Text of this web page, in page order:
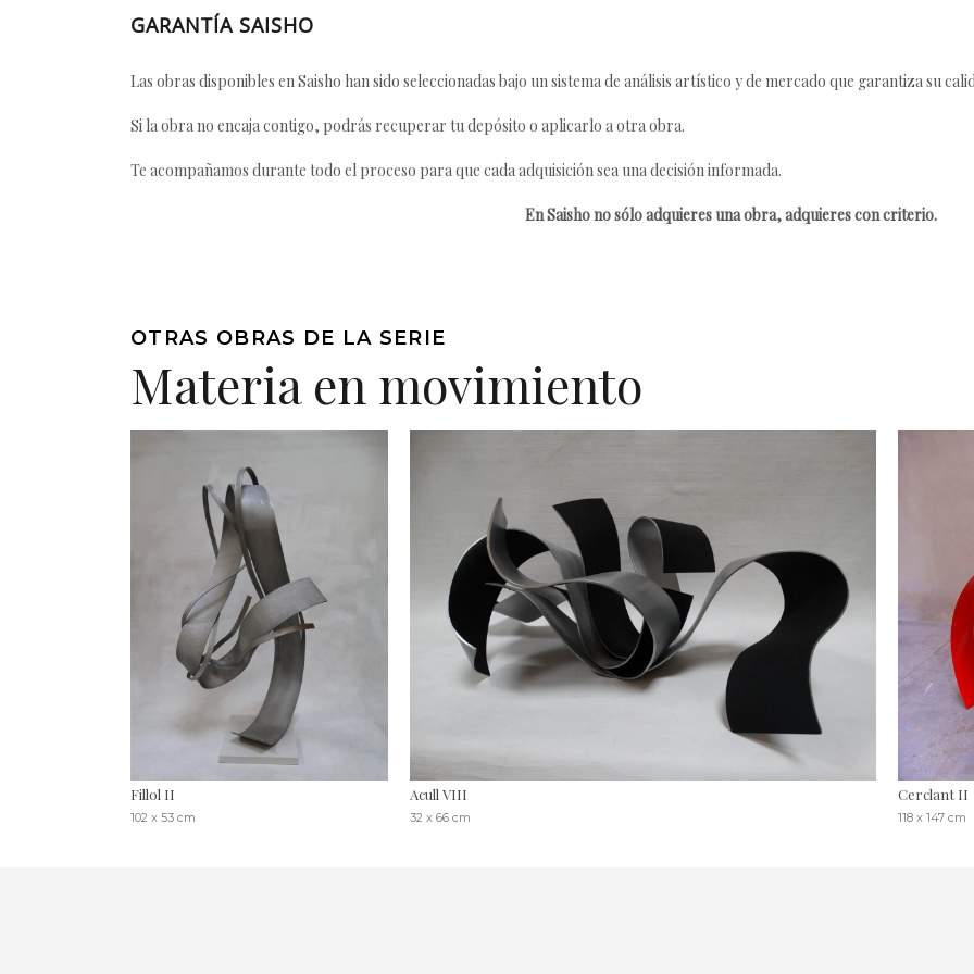
GARANTÍA SAISHO
Las obras disponibles en Saisho han sido seleccionadas bajo un sistema de análisis artístico y de mercado que garantiza su
Si la obra no encaja contigo, podrás recuperar tu depósito o aplicarlo a otra obra.
Te acompañamos durante todo el proceso para que cada adquisición sea una decisión informada.
En Saisho no sólo adquieres una obra, adquieres con criterio.
OTRAS OBRAS DE LA SERIE
Materia en movimiento
Fillol II
102 x 53 cm
Acull VIII
32 x 66 cm
Cerclant II
118 x 147 cm